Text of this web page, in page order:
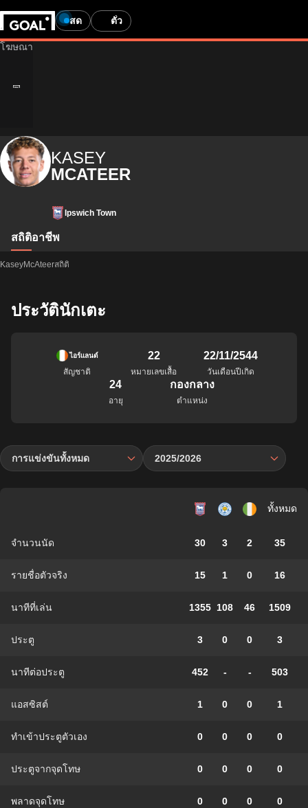
สด ตั๋ว
KASEY
MCATEER
Ipswich Town
สถิติอาชีพ
KaseyMcAteerสถิติ
ประวัตินักเตะ
ไอร์แลนด์
สัญชาติ
22
หมายเลขเสื้อ
22/11/2544
วันเดือนปีเกิด
24
อายุ
กองกลาง
ตำแหน่ง
การแข่งขันทั้งหมด 2025/2026
ทั้งหมด
จำนวนนัด 30 3 2 35
รายชื่อตัวจริง 15 1 0 16
นาทีที่เล่น 1355 108 46 1509
ประตู 3 0 0 3
นาทีต่อประตู 452 - - 503
แอสซิสต์ 1 0 0 1
ทําเข้าประตูตัวเอง 0 0 0 0
ประตูจากจุดโทษ 0 0 0 0
พลาดจุดโทษ 0 0 0 0